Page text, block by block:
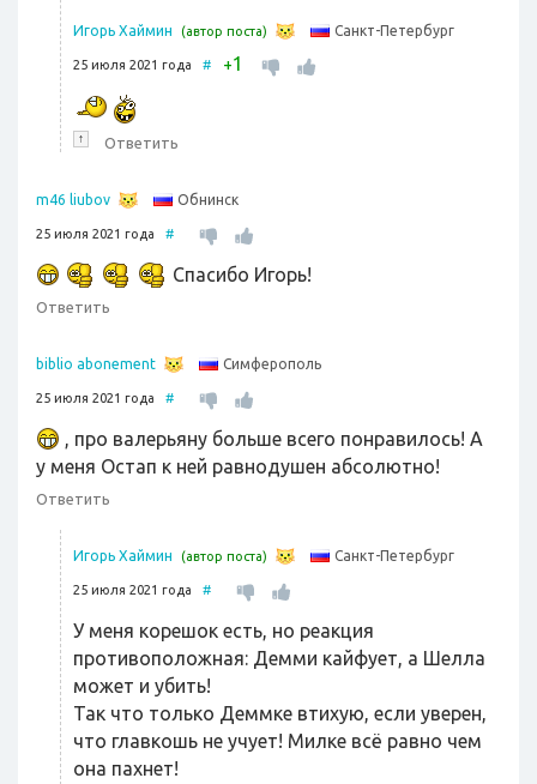
Игорь Хаймин (автор поста) Санкт-Петербург
25 июля 2021 года # +1
↑ Ответить
m46 liubov Обнинск
25 июля 2021 года #
Спасибо Игорь!
Ответить
biblio abonement Симферополь
25 июля 2021 года #
, про валерьяну больше всего понравилось! А
у меня Остап к ней равнодушен абсолютно!
Ответить
Игорь Хаймин (автор поста) Санкт-Петербург
25 июля 2021 года #
У меня корешок есть, но реакция
противоположная: Демми кайфует, а Шелла
может и убить!
Так что только Деммке втихую, если уверен,
что главкошь не учует! Милке всё равно чем
она пахнет!